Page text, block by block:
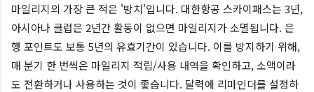
마일리지의 가장 큰 적은 '방치'입니다. 대한항공 스카이패스는 3년,
아시아나 클럽은 2년간 활동이 없으면 마일리지가 소멸됩니다. 은
행 포인트도 보통 5년의 유효기간이 있습니다. 이를 방지하기 위해,
매 분기 한 번씩은 마일리지 적립/사용 내역을 확인하고, 소액이라
도 전환하거나 사용하는 것이 좋습니다. 달력에 리마인더를 설정하